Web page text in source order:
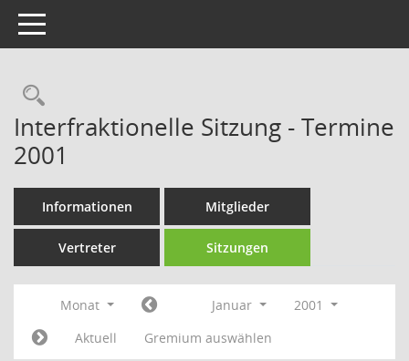
Toggle navigation
Rechercheauswahl
Interfraktionelle Sitzung - Termine
2001
Informationen Mitglieder
Vertreter Sitzungen
Monat Januar
2001
Aktuell
Gremium auswählen